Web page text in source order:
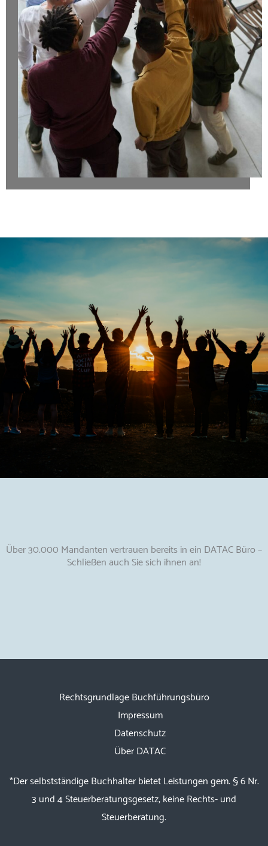
Über 30.000 Mandanten vertrauen bereits in ein DATAC Büro –
Schließen auch Sie sich ihnen an!
Rechtsgrundlage Buchführungsbüro
Impressum
Datenschutz
Über DATAC
*Der selbstständige Buchhalter bietet Leistungen gem. § 6 Nr.
3 und 4 Steuerberatungsgesetz, keine Rechts- und
Steuerberatung.